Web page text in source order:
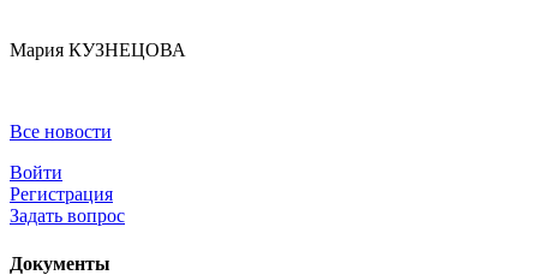
Мария КУЗНЕЦОВА
Все новости
Войти
Регистрация
Задать вопрос
Документы